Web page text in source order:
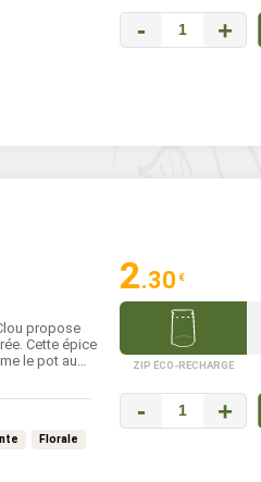
- +
propose
Cette épice
le pot au
la
Florale
2.30 €
ZIP ÉCO-RECHARGE
- +